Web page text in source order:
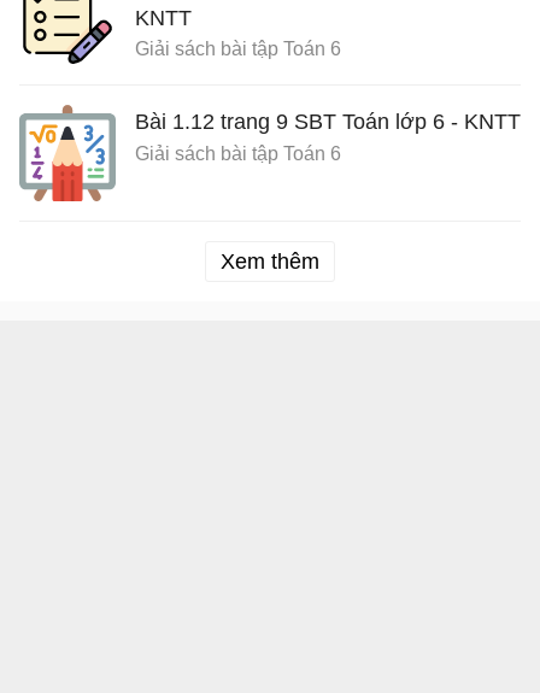
KNTT
Giải sách bài tập Toán 6
Bài 1.12 trang 9 SBT Toán lớp 6 - KNTT
Giải sách bài tập Toán 6
Xem thêm